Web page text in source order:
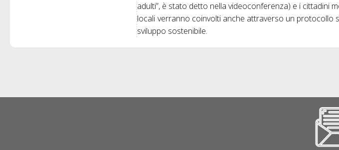
adulti”, è stato detto nella videoconferenza) e i cittadini
locali verranno coinvolti anche attraverso un protocollo
sviluppo sostenibile.